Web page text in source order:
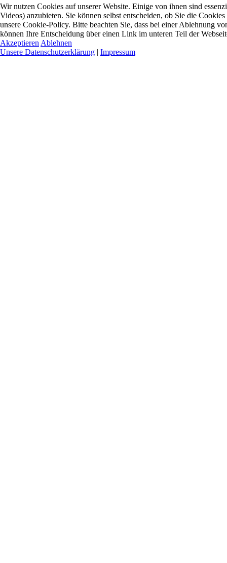
Wir nutzen Cookies auf unserer Website. Einige von ihnen sind
Videos) anzubieten. Sie können selbst entscheiden, ob Sie die
unsere Cookie-Policy. Bitte beachten Sie, dass bei einer Ablehnung
können Ihre Entscheidung über einen Link im unteren Teil der
Akzeptieren Ablehnen
Unsere Datenschutzerklärung | Impressum